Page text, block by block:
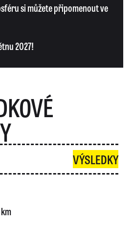
si můžete připomenout ve
2027!
VÝSLEDKY